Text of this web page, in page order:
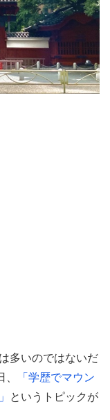
多いのではないだ
「学歴でマウン
というトピックが